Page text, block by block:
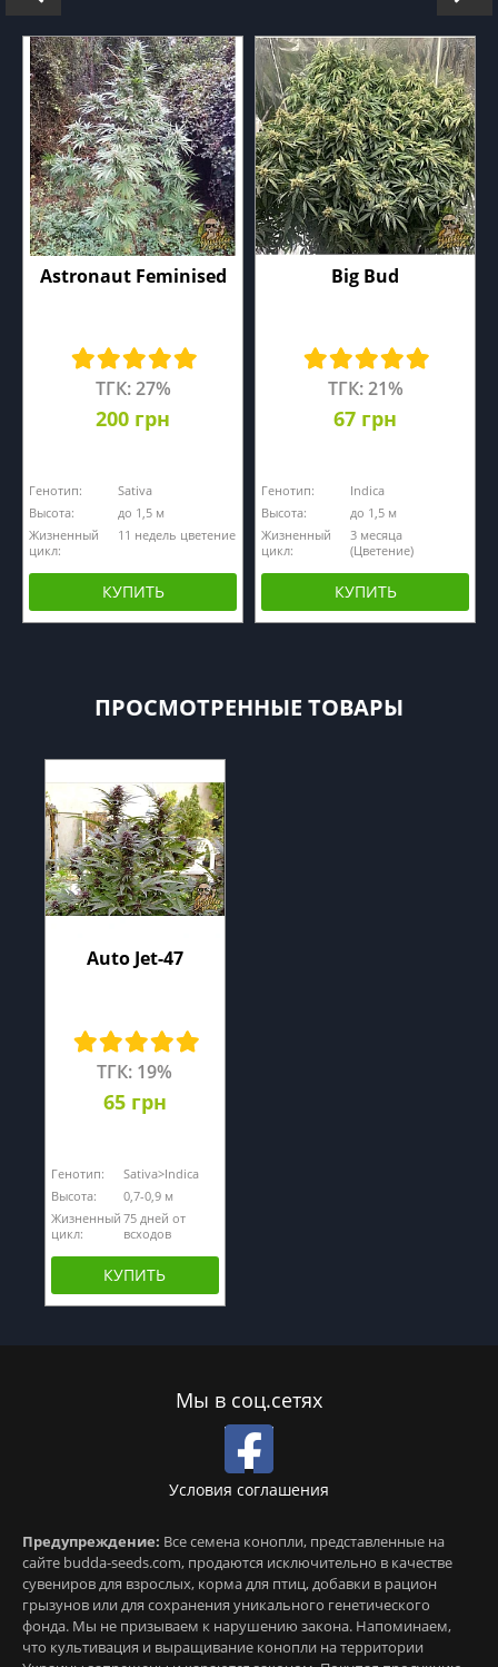
Astronaut Feminised
ТГК: 27%
200 грн
Генотип:
Sativa
Высота:
до 1,5 м
Жизненный
цикл:
11 недель цветение
КУПИТЬ
Big Bud
ТГК: 21%
67 грн
Генотип:
Indica
Высота:
до 1,5 м
Жизненный
цикл:
3 месяца
(Цветение)
КУПИТЬ
ПРОСМОТРЕННЫЕ ТОВАРЫ
Auto Jet-47
ТГК: 19%
65 грн
Генотип:
Sativa>Indica
Высота:
0,7-0,9 м
Жизненный
цикл:
75 дней от
всходов
КУПИТЬ
Мы в соц.сетях
Условия соглашения
Предупреждение: Все семена конопли, представленные на
сайте budda-seeds.com, продаются исключительно в качестве
сувениров для взрослых, корма для птиц, добавки в рацион
грызунов или для сохранения уникального генетического
фонда. Мы не призываем к нарушению закона. Напоминаем,
что культивация и выращивание конопли на территории